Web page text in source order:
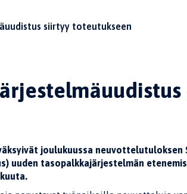
siirtyy toteutukseen
joulukuussa neuvottelutuloksen
uuden tasopalkkajärjestelmän